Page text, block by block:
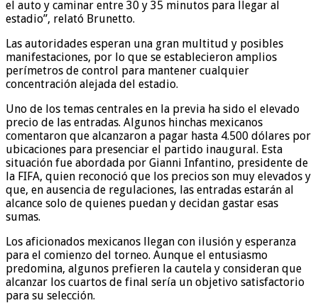
el auto y caminar entre 30 y 35 minutos para llegar al
estadio”, relató Brunetto.
Las autoridades esperan una gran multitud y posibles
manifestaciones, por lo que se establecieron amplios
perímetros de control para mantener cualquier
concentración alejada del estadio.
Uno de los temas centrales en la previa ha sido el elevado
precio de las entradas. Algunos hinchas mexicanos
comentaron que alcanzaron a pagar hasta 4.500 dólares por
ubicaciones para presenciar el partido inaugural. Esta
situación fue abordada por Gianni Infantino, presidente de
la FIFA, quien reconoció que los precios son muy elevados y
que, en ausencia de regulaciones, las entradas estarán al
alcance solo de quienes puedan y decidan gastar esas
sumas.
Los aficionados mexicanos llegan con ilusión y esperanza
para el comienzo del torneo. Aunque el entusiasmo
predomina, algunos prefieren la cautela y consideran que
alcanzar los cuartos de final sería un objetivo satisfactorio
para su selección.